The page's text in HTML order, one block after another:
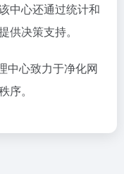
中心还通过统计和
供决策支持。
中心致力于净化网
。